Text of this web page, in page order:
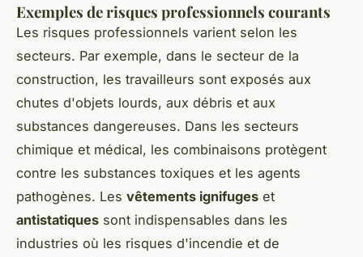
Exemples de risques professionnels courants
Les risques professionnels varient selon les
secteurs. Par exemple, dans le secteur de la
construction, les travailleurs sont exposés aux
chutes d'objets lourds, aux débris et aux
substances dangereuses. Dans les secteurs
chimique et médical, les combinaisons protègent
contre les substances toxiques et les agents
pathogènes. Les vêtements ignifuges et
antistatiques sont indispensables dans les
industries où les risques d'incendie et de